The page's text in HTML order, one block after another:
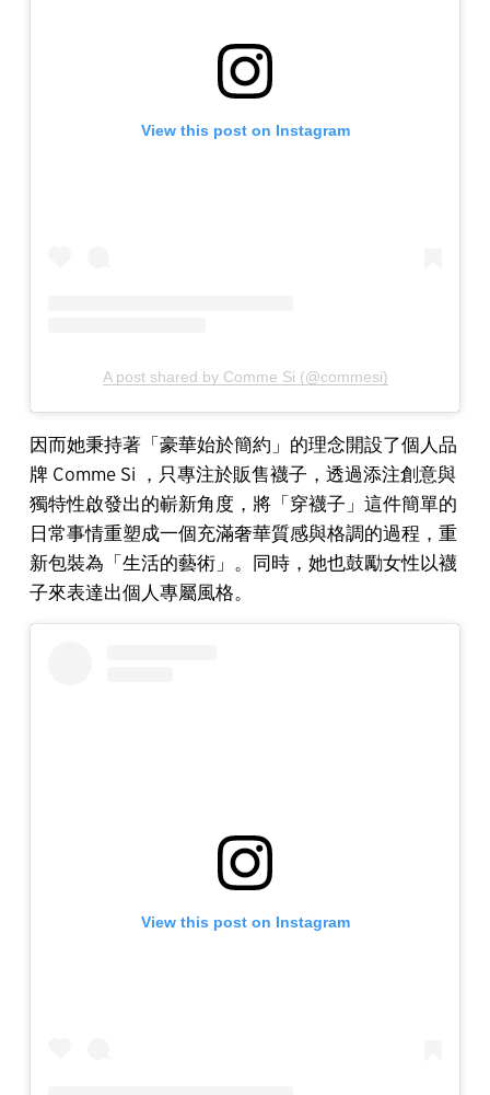
View this post on Instagram
A post shared by Comme Si (@commesi)
因而她秉持著「豪華始於簡約」的理念開設了個人品
牌 Comme Si ，只專注於販售襪子，透過添注創意與
獨特性啟發出的嶄新角度，將「穿襪子」這件簡單的
日常事情重塑成一個充滿奢華質感與格調的過程，重
新包裝為「生活的藝術」。同時，她也鼓勵女性以襪
子來表達出個人專屬風格。
View this post on Instagram